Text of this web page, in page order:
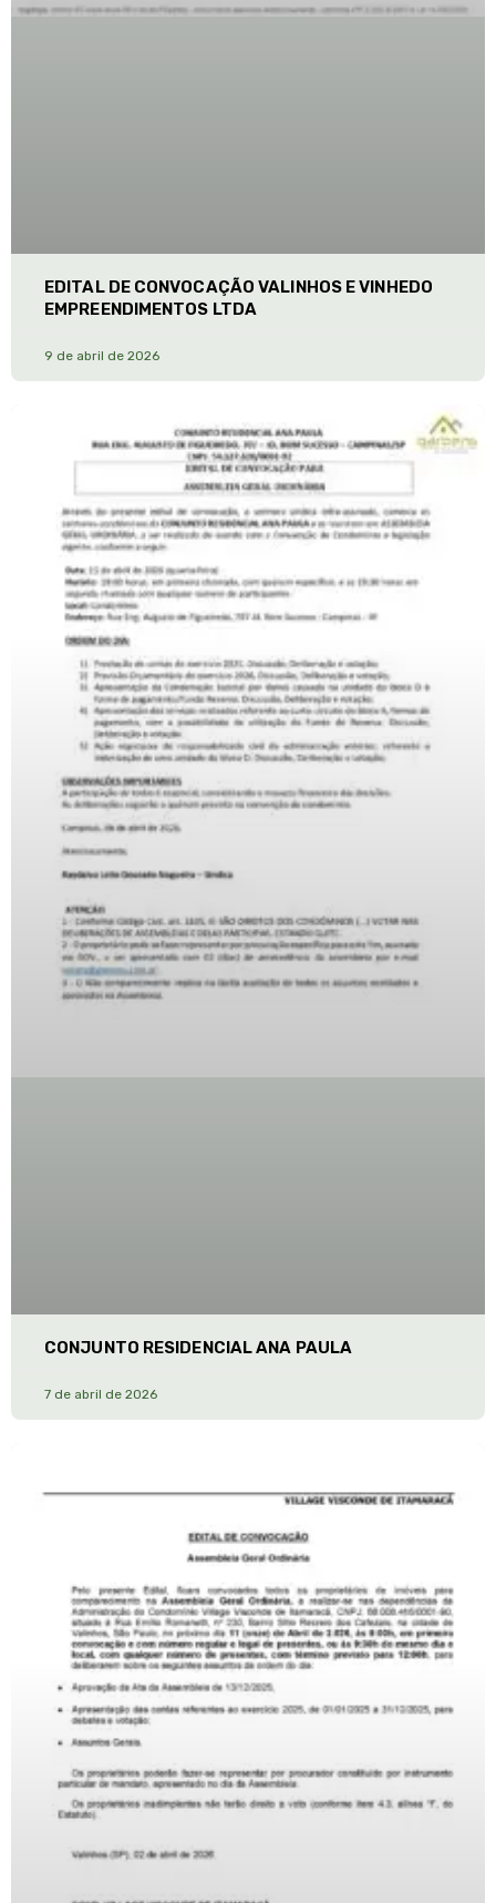
EDITAL DE CONVOCAÇÃO VALINHOS E VINHEDO
EMPREENDIMENTOS LTDA
9 de abril de 2026
CONJUNTO RESIDENCIAL ANA PAULA
7 de abril de 2026